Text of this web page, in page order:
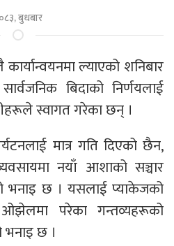
बुधबार
ल्याएको शनिबार
बिदाको निर्णयलाई
स्वागत गरेका छन् ।
मात्र गति दिएको छैन,
नयाँ आशाको सञ्चार
भनाइ छ । यसलाई प्याकेजको
परेका गन्तव्यहरूको
भनाइ छ ।